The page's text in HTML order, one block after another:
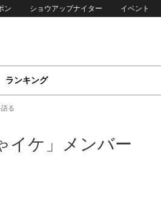
ン ショウアップナイター イベント
ランキング
る
イケ」メンバー